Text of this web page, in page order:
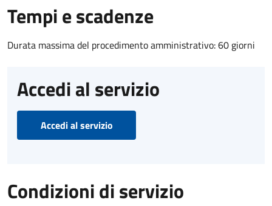
Tempi e scadenze
Durata massima del procedimento amministrativo: 60 giorni
Accedi al servizio
Accedi al servizio
Condizioni di servizio